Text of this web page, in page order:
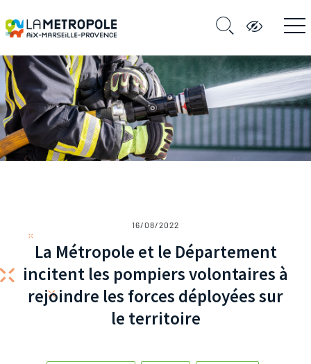
16/08/2022
La Métropole et le Département
incitent les pompiers volontaires à
rejoindre les forces déployées sur
le territoire